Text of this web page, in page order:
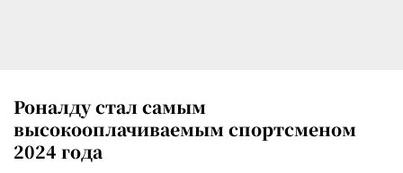
Роналду стал самым
высокооплачиваемым спортсменом
2024 года